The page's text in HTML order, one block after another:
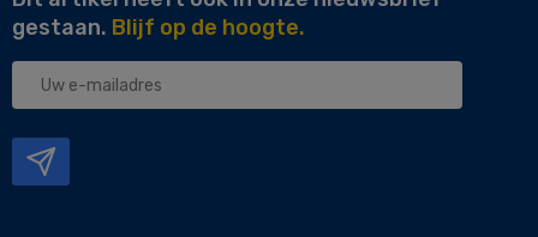
gestaan. Blijf op de hoogte.
Uw